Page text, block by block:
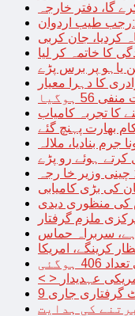
گا، دفتر خارجہ
:رجب طیب اردوان
کردیا، جان کربی
یاہو پر برس پڑے
کا دہرا معیار
ہوگیا
کا تجربہ کامیاب
بھارت پہنچ گئے
بنادیا، ملالہ
کرتے ہوئے رو پڑے
وزیر خا رجہ
کی بڑی کامیابی
کی منظوری دیدی
ملزم گرفتار
سربراہ حماس
کرینگے، امریکا
ہوگئی
عہدیدار